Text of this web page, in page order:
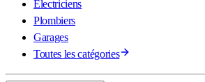
Électriciens
Plombiers
Garages
Toutes les catégories